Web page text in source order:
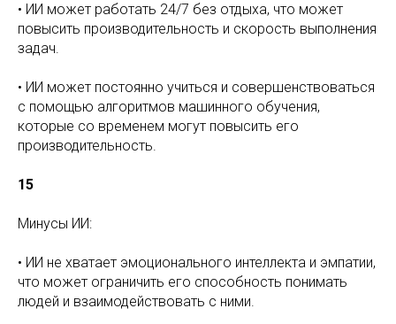
• ИИ может работать 24/7 без отдыха, что может
повысить производительность и скорость выполнения
задач.
• ИИ может постоянно учиться и совершенствоваться
с помощью алгоритмов машинного обучения,
которые со временем могут повысить его
производительность.
15
Минусы ИИ:
• ИИ не хватает эмоционального интеллекта и эмпатии,
что может ограничить его способность понимать
людей и взаимодействовать с ними.